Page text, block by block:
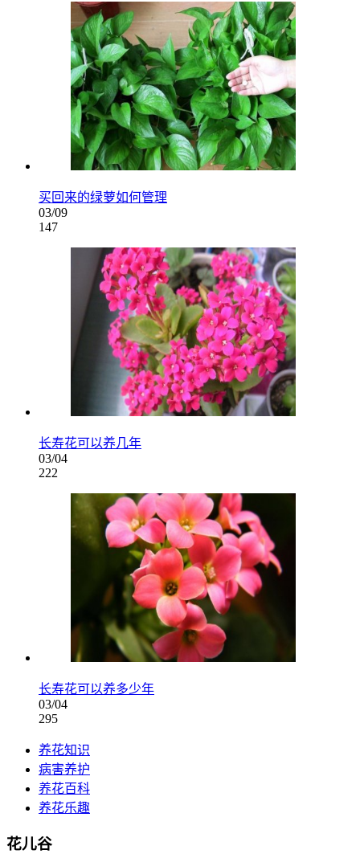
买回来的绿萝如何管理
03/09
147
长寿花可以养几年
03/04
222
长寿花可以养多少年
03/04
295
养花知识
病害养护
养花百科
养花乐趣
花儿谷